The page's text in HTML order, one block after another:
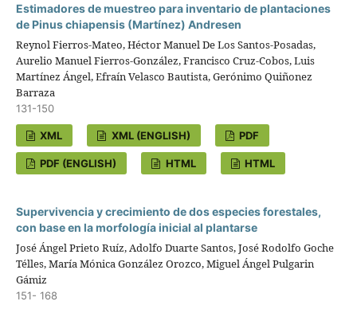
Estimadores de muestreo para inventario de plantaciones
de Pinus chiapensis (Martínez) Andresen
Reynol Fierros-Mateo, Héctor Manuel De Los Santos-Posadas,
Aurelio Manuel Fierros-González, Francisco Cruz-Cobos, Luis
Martínez Ángel, Efraín Velasco Bautista, Gerónimo Quiñonez
Barraza
131-150
XML XML (ENGLISH) PDF
PDF (ENGLISH) HTML HTML
Supervivencia y crecimiento de dos especies forestales,
con base en la morfología inicial al plantarse
José Ángel Prieto Ruíz, Adolfo Duarte Santos, José Rodolfo Goche
Télles, María Mónica González Orozco, Miguel Ángel Pulgarin
Gámiz
151- 168